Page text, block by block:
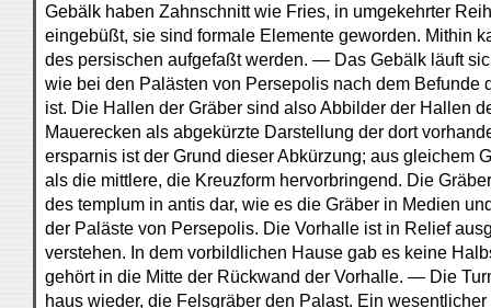
Gebälk haben Zahnschnitt wie Fries, in umgekehrter
eingebüßt, sie sind formale Elemente geworden. Mithin
des persischen aufgefaßt werden. — Das Gebälk läuft
wie bei den Palästen von Persepolis nach dem Befunde
ist. Die Hallen der Gräber sind also Abbilder der Hallen
Mauerecken als abgekürzte Darstellung der dort
ersparnis ist der Grund dieser Abkürzung; aus gleichem
als die mittlere, die Kreuzform hervorbringend. Die
des templum in antis dar, wie es die Gräber in Medien
der Paläste von Persepolis. Die Vorhalle ist in Relief
verstehen. In dem vorbildlichen Hause gab es keine
gehört in die Mitte der Rückwand der Vorhalle. — Die
haus wieder, die Felsgräber den Palast. Ein